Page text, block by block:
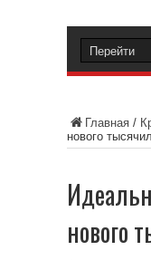
Главная /
нового
нового